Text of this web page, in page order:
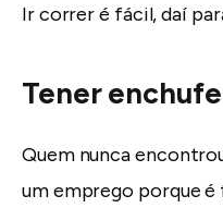
Ir correr é fácil, daí
Tener enchufe
Quem nunca
um emprego porque